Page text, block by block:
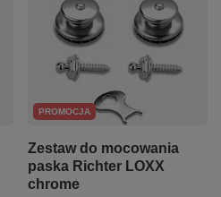
PROMOCJA
Zestaw do mocowania
paska Richter LOXX
chrome